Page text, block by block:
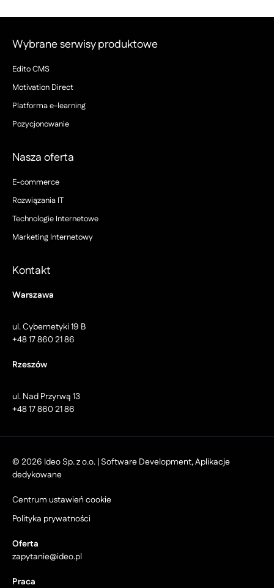
Wybrane serwisy produktowe
Edito CMS
Motivation Direct
Platforma e-learning
Pozycjonowanie
Nasza oferta
E-commerce
Rozwiązania IT
Technologie Internetowe
Marketing Internetowy
Kontakt
Warszawa
ul. Cybernetyki 19 B
+48 17 860 21 86
Rzeszów
ul. Nad Przyrwą 13
+48 17 860 21 86
© 2026 Ideo Sp. z o.o. | Software Development, Aplikacje
dedykowane
Centrum ustawień cookie
Polityka prywatności
Oferta
zapytanie@ideo.pl
Praca